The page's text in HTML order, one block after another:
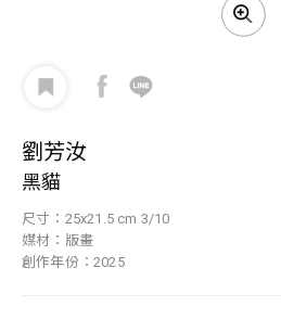
劉芳汝
黑貓
尺寸：25x21.5 cm 3/10
媒材：版畫
創作年份：2025